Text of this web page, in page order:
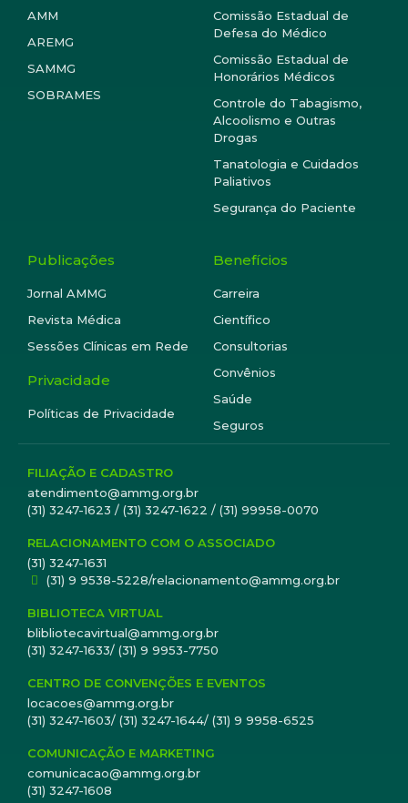
AMM
AREMG
SAMMG
SOBRAMES
Comissão Estadual de
Defesa do Médico
Comissão Estadual de
Honorários Médicos
Controle do Tabagismo,
Alcoolismo e Outras
Drogas
Tanatologia e Cuidados
Paliativos
Segurança do Paciente
Publicações
Jornal AMMG
Revista Médica
Sessões Clínicas em Rede
Privacidade
Políticas de Privacidade
Benefícios
Carreira
Científico
Consultorias
Convênios
Saúde
Seguros
FILIAÇÃO E CADASTRO
atendimento@ammg.org.br
(31) 3247-1623 / (31) 3247-1622 / (31) 99958-0070
RELACIONAMENTO COM O ASSOCIADO
(31) 3247-1631
(31) 9 9538-5228/relacionamento@ammg.org.br
BIBLIOTECA VIRTUAL
blibliotecavirtual@ammg.org.br
(31) 3247-1633/ (31) 9 9953-7750
CENTRO DE CONVENÇÕES E EVENTOS
locacoes@ammg.org.br
(31) 3247-1603/ (31) 3247-1644/ (31) 9 9958-6525
COMUNICAÇÃO E MARKETING
comunicacao@ammg.org.br
(31) 3247-1608